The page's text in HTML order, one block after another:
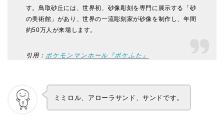
す。鳥取砂丘には、世界初、砂像彫刻を専門に展示する「砂
の美術館」があり、世界の一流彫刻家が砂像を制作し、年間
約50万人が来場します。
引用： ポケモンマンホール『ポケふた』
ミミロル、アローラサンド、サンドです。